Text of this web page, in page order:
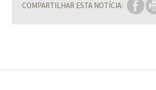
COMPARTILHAR ESTA NOTÍCIA: